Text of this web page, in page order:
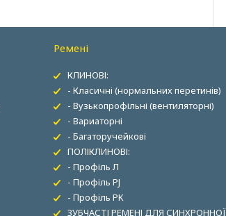
Ремені
КЛИНОВІ:
- Класичні (нормальних перетинів)
- Вузькопрофільні (вентиляторні)
- Вариаторні
- Багаторучейкові
ПОЛІКЛИНОВІ:
- Профіль Л
- Профіль PJ
- Профіль PK
ЗУБЧАСТІ РЕМЕНІ ДЛЯ СИНХРОННОЇ